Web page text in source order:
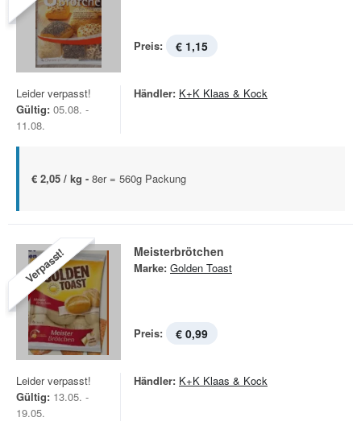
Preis: € 1,15
Leider verpasst!
Gültig: 05.08. -
11.08.
Händler: K+K Klaas & Kock
€ 2,05 / kg - 8er = 560g Packung
Verpasst! Meisterbrötchen
Marke: Golden Toast
Preis: € 0,99
Leider verpasst!
Gültig: 13.05. -
19.05.
Händler: K+K Klaas & Kock